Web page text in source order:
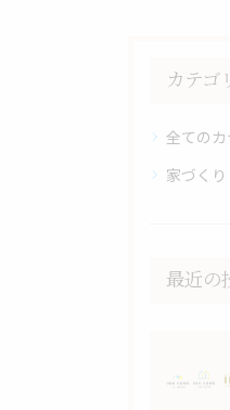
カテゴ
全ての
家づくり
最近の